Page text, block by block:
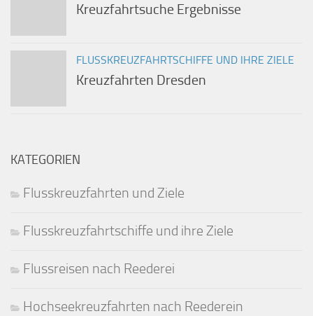
Kreuzfahrtsuche Ergebnisse
FLUSSKREUZFAHRTSCHIFFE UND IHRE ZIELE
Kreuzfahrten Dresden
KATEGORIEN
Flusskreuzfahrten und Ziele
Flusskreuzfahrtschiffe und ihre Ziele
Flussreisen nach Reederei
Hochseekreuzfahrten nach Reederein